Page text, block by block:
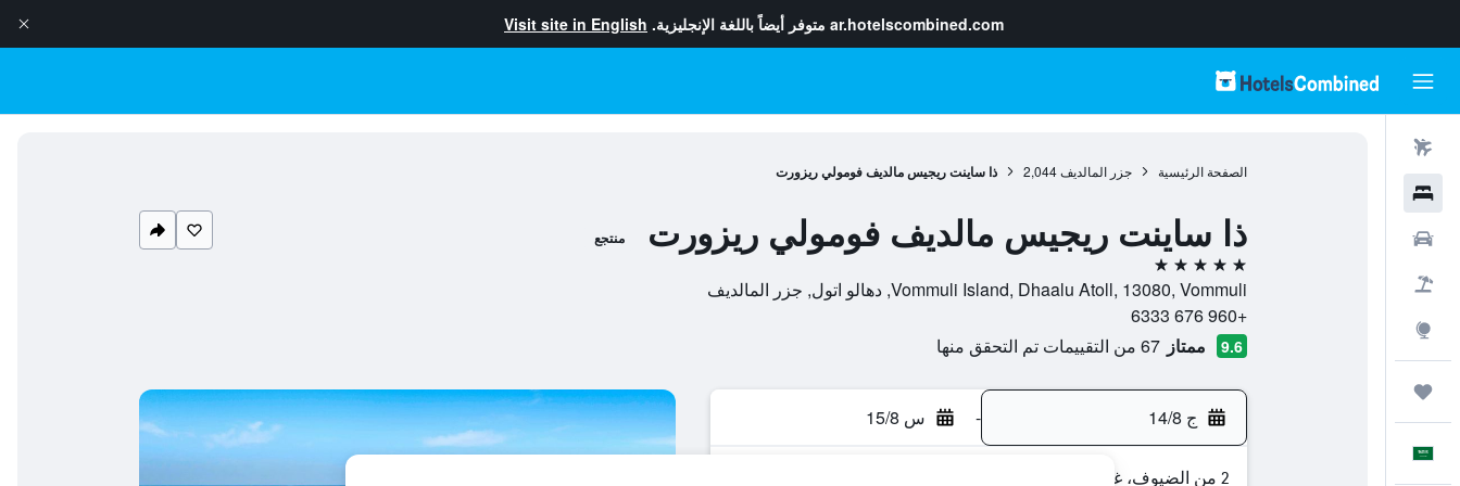
ar.hotelscombined.com متوفر أيضاً باللغة الإنجليزية. Visit site in English
الصفحة الرئيسية جزر المالديف 2,044 ذا ساينت ريجيس مالديف فومولي ريزورت
ذا ساينت ريجيس مالديف فومولي ريزورت منتجع
5 نجوم
Vommuli Island, Dhaalu Atoll, 13080, Vommuli, دهالو اتول, جزر المالديف
+960 676 6333
9.6 ممتاز 67 من التقييمات تم التحقق منها
ج 14/8 - س 15/8
2 من الضيوف، غرفة واحدة